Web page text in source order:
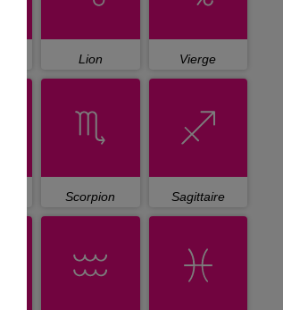
Lion Vierge
Scorpion Sagittaire